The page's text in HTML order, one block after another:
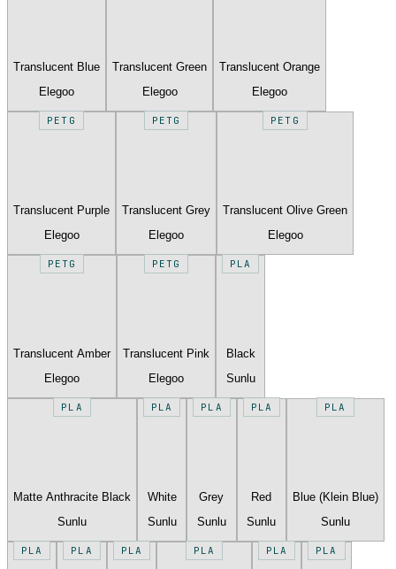
Translucent Blue
Elegoo
Translucent Green
Elegoo
Translucent Orange
Elegoo
PETG
Translucent Purple
Elegoo
PETG
Translucent Grey
Elegoo
PETG
Translucent Olive Green
Elegoo
PETG
Translucent Amber
Elegoo
PETG
Translucent Pink
Elegoo
PLA
Black
Sunlu
PLA
Matte Anthracite Black
Sunlu
PLA
White
Sunlu
PLA
Grey
Sunlu
PLA
Red
Sunlu
PLA
Blue (Klein Blue)
Sunlu
PLA PLA PLA PLA PLA PLA